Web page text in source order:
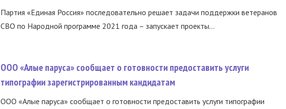
Партия «Единая Россия» последовательно решает задачи поддержки ветеранов
СВО по Народной программе 2021 года – запускает проекты...
ООО «Алые паруса» сообщает о готовности предоставить услуги
типографии зарегистрированным кандидатам
ООО «Алые паруса» сообщает о готовности предоставить услуги типографии